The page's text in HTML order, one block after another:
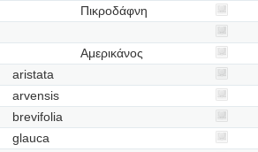
Πικροδάφνη
Αμερικάνος
aristata
arvensis
brevifolia
glauca